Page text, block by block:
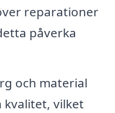
reparationer
påverka
och material
kvalitet, vilket